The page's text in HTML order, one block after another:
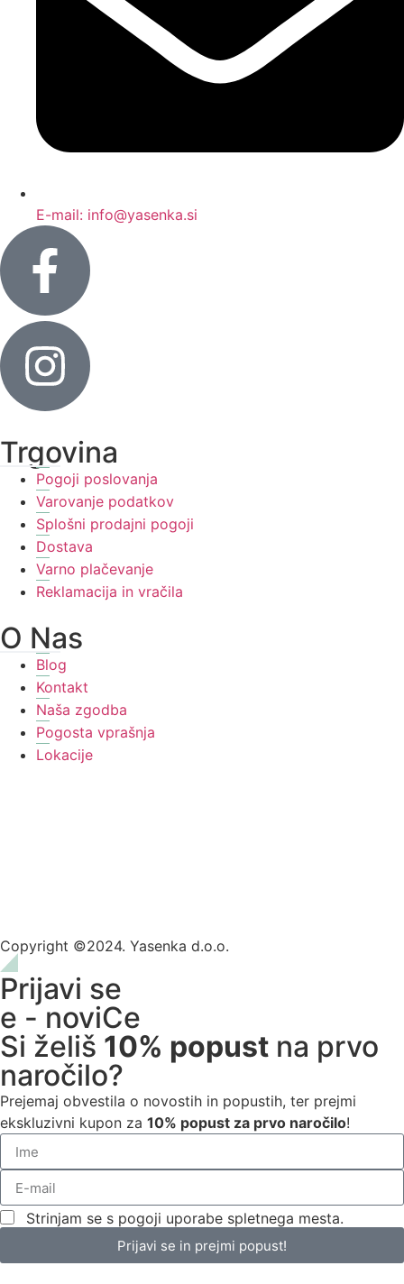
E-mail: info@yasenka.si
Trgovina
Pogoji poslovanja
Varovanje podatkov
Splošni prodajni pogoji
Dostava
Varno plačevanje
Reklamacija in vračila
O Nas
Blog
Kontakt
Naša zgodba
Pogosta vprašnja
Lokacije
Copyright ©2024. Yasenka d.o.o.
Prijavi se
e - noviCe
Si želiš 10% popust na prvo
naročilo?
Prejemaj obvestila o novostih in popustih, ter prejmi
ekskluzivni kupon za 10% popust za prvo naročilo!
Strinjam se s pogoji uporabe spletnega mesta.
Prijavi se in prejmi popust!